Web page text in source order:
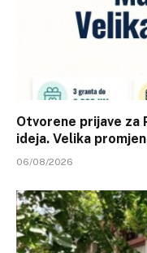
Otvorene prijave za
ideja. Velika
06/08/2026